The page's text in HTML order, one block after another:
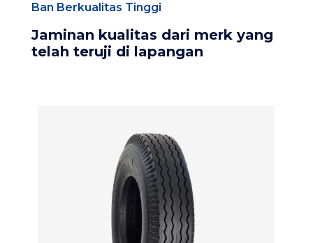
Ban Berkualitas Tinggi
Jaminan kualitas dari merk yang
telah teruji di lapangan